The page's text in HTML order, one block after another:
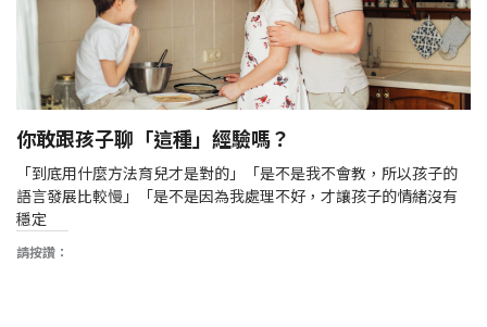
你敢跟孩子聊「這種」經驗嗎？
「到底用什麼方法育兒才是對的」「是不是我不會教，所以孩子的
語言發展比較慢」「是不是因為我處理不好，才讓孩子的情緒沒有
穩定
請按讚：